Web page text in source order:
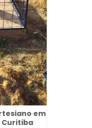
em
Curitiba